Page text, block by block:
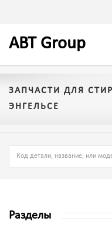
ABT Group
ЗАПЧАСТИ ДЛЯ
ЭНГЕЛЬСЕ
Разделы